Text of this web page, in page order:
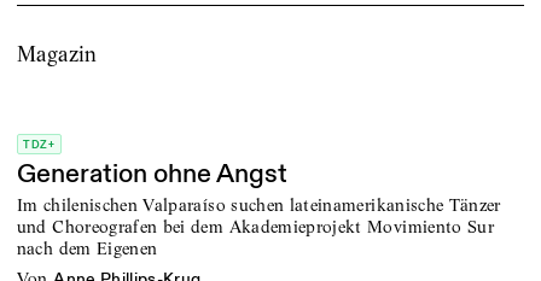
Magazin
TDZ+
Generation ohne Angst
Im chilenischen Valparaíso suchen lateinamerikanische Tänzer
und Choreografen bei dem Akademieprojekt Movimiento Sur
nach dem Eigenen